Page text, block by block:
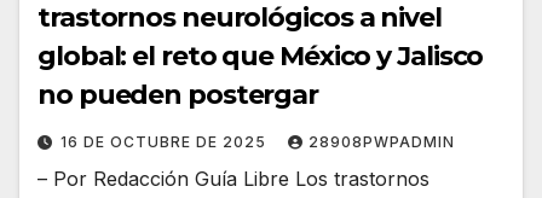
trastornos neurológicos a nivel
global: el reto que México y Jalisco
no pueden postergar
16 DE OCTUBRE DE 2025 28908PWPADMIN
– Por Redacción Guía Libre Los trastornos